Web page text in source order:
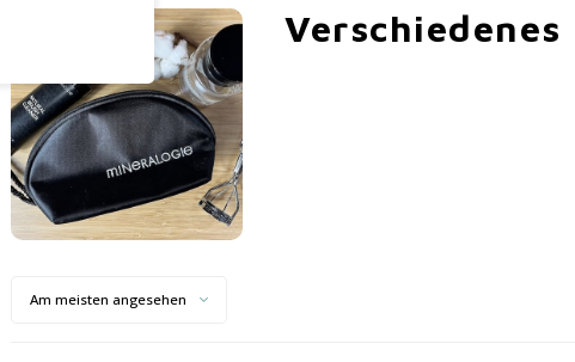
Verschiedenes
Am meisten angesehen